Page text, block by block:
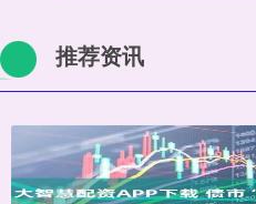
推荐资讯